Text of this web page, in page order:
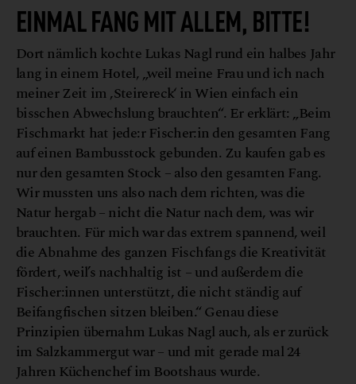
EINMAL FANG MIT ALLEM, BITTE!
Dort nämlich kochte Lukas Nagl rund ein halbes Jahr
lang in einem Hotel, „weil meine Frau und ich nach
meiner Zeit im ,Steirereck‘ in Wien einfach ein
bisschen Abwechslung brauchten“. Er erklärt: „Beim
Fischmarkt hat jede:r Fischer:in den gesamten Fang
auf einen Bambusstock gebunden. Zu kaufen gab es
nur den gesamten Stock – also den gesamten Fang.
Wir mussten uns also nach dem richten, was die
Natur hergab – nicht die Natur nach dem, was wir
brauchten. Für mich war das extrem spannend, weil
die Abnahme des ganzen Fischfangs die Kreativität
fördert, weil’s nachhaltig ist – und außerdem die
Fischer:innen unterstützt, die nicht ständig auf
Beifangfischen sitzen bleiben.“ Genau diese
Prinzipien übernahm Lukas Nagl auch, als er zurück
im Salzkammergut war – und mit gerade mal 24
Jahren Küchenchef im Bootshaus wurde.